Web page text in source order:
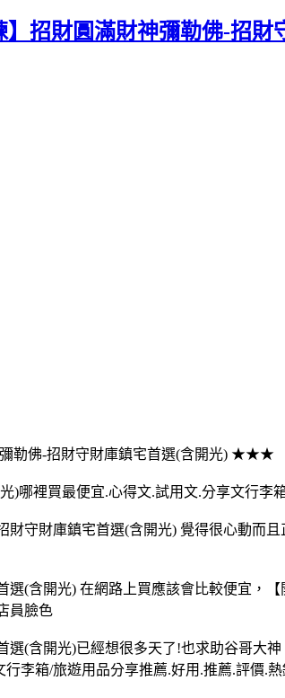
招財圓滿財神彌勒佛-招
彌勒佛-招財守財庫鎮宅首選(含開光) ★★★
)哪裡買最便宜.心得文.試用文.分享文行
守財庫鎮宅首選(含開光) 覺得很心動而
(含開光) 在網路上買應該會比較便宜，
員臉色
(含開光)已經想很多天了!也求助谷哥大
李箱/旅遊用品分享推薦.好用.推薦.評價.